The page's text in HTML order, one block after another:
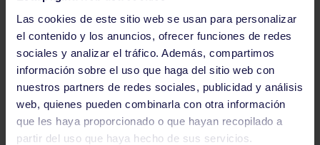
Las cookies de este sitio web se usan para personalizar
el contenido y los anuncios, ofrecer funciones de redes
sociales y analizar el tráfico. Además, compartimos
información sobre el uso que haga del sitio web con
nuestros partners de redes sociales, publicidad y análisis
web, quienes pueden combinarla con otra información
que les haya proporcionado o que hayan recopilado a
partir del uso que haya hecho de sus servicios.
Baloncesto
ÚLTIMOS RESULTADOS DE LA SECCIÓN